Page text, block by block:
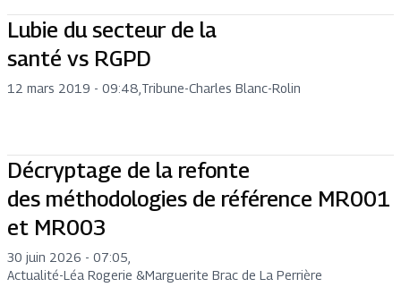
Lubie du secteur de la
santé vs RGPD
12 mars 2019 - 09:48 Tribune-Charles Blanc-Rolin
Décryptage de la refonte
des méthodologies de référence MR001
et MR003
30 juin 2026 - 07:05
Actualité-Léa Rogerie &Marguerite Brac de La Perrière